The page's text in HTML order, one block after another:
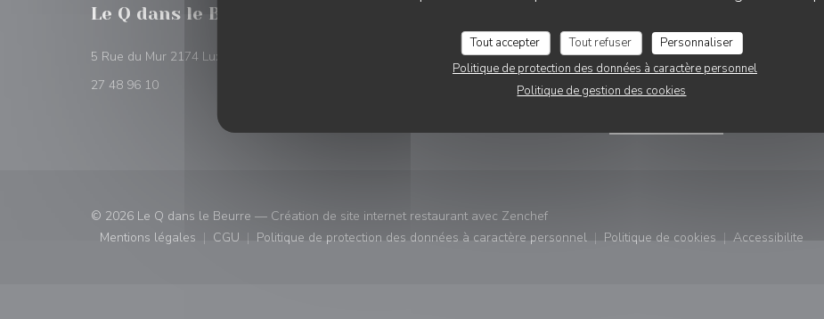
Tout accepter Tout refuser
Personnaliser
Politique de protection des données à caractère personnel
Politique de gestion des cookies
Le Q dans le Beurre
5 Rue du Mur 2174 Luxembourg
27 48 96 10
Facebook ((ouvre une nouvelle
Instagram ((ouvre une
© 2026 Le Q dans le Beurre — Création de site internet restaurant avec Zenchef((ouvre une nouvelle fenêtre))
Mentions légales
((ouvre une nouvelle fenêtre))
CGU
((ouvre une nouvelle fenêtre))
Politique de protection des données à caractère personnel
((ouvre une nouvelle fenêtre))
Politique de cookies
((ouvre une nouvelle
Accessibilite
((ouvre